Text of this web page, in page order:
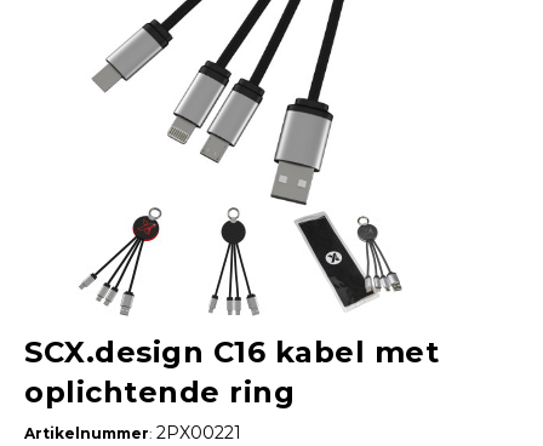
SCX.design C16 kabel met
oplichtende ring
Artikelnummer:2PX00221